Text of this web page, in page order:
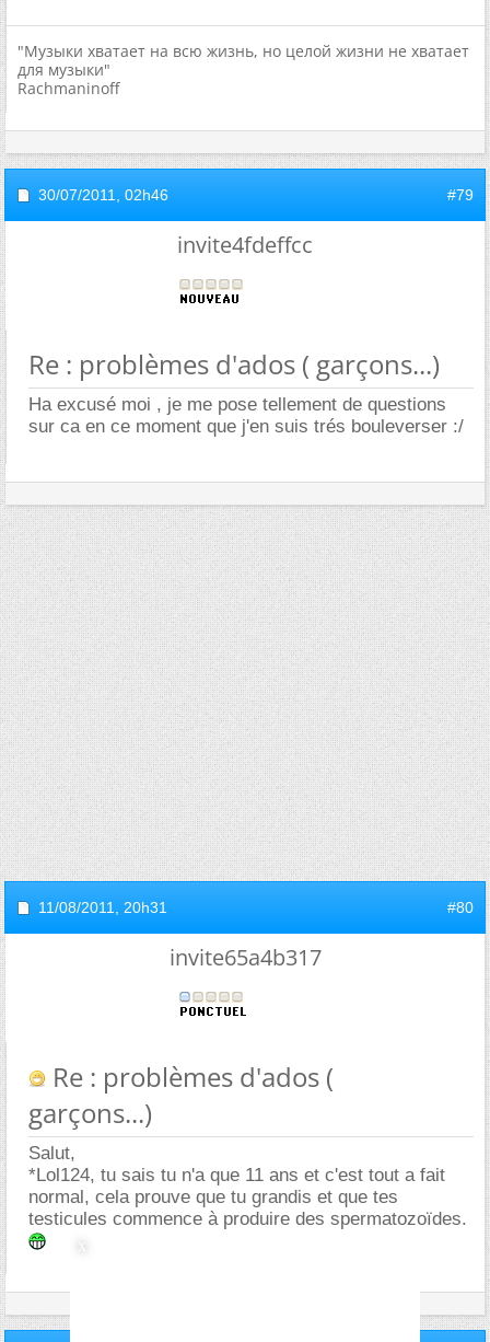
"Музыки хватает на всю жизнь, но целой жизни не хватает
для музыки"
Rachmaninoff
30/07/2011, 02h46 #79
invite4fdeffcc
Re : problèmes d'ados ( garçons...)
Ha excusé moi , je me pose tellement de questions
sur ca en ce moment que j'en suis trés bouleverser :/
11/08/2011, 20h31 #80
invite65a4b317
Re : problèmes d'ados (
garçons...)
Salut,
*Lol124, tu sais tu n'a que 11 ans et c'est tout a fait
normal, cela prouve que tu grandis et que tes
testicules commence à produire des spermatozoïdes.